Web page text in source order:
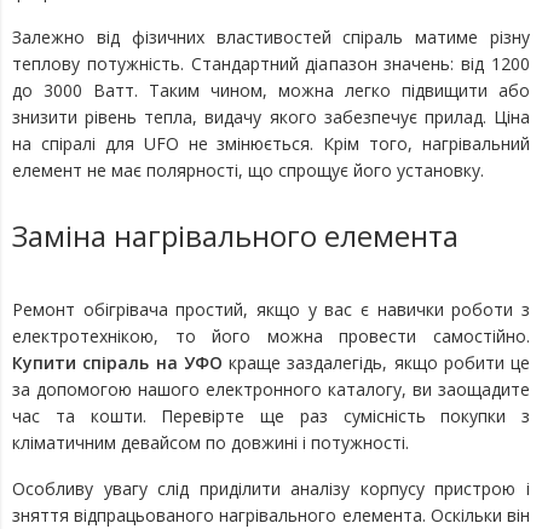
Залежно від фізичних властивостей спіраль матиме різну
теплову потужність. Стандартний діапазон значень: від 1200
до 3000 Ватт. Таким чином, можна легко підвищити або
знизити рівень тепла, видачу якого забезпечує прилад. Ціна
на спіралі для UFO не змінюється. Крім того, нагрівальний
елемент не має полярності, що спрощує його установку.
Заміна нагрівального елемента
Ремонт обігрівача простий, якщо у вас є навички роботи з
електротехнікою, то його можна провести самостійно.
Купити спіраль на УФО краще заздалегідь, якщо робити це
за допомогою нашого електронного каталогу, ви заощадите
час та кошти. Перевірте ще раз сумісність покупки з
кліматичним девайсом по довжині і потужності.
Особливу увагу слід приділити аналізу корпусу пристрою і
зняття відпрацьованого нагрівального елемента. Оскільки він